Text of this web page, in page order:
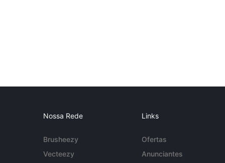
Nossa Rede
Brusheezy
Vecteezy
Links
Ofertas
Anunciantes